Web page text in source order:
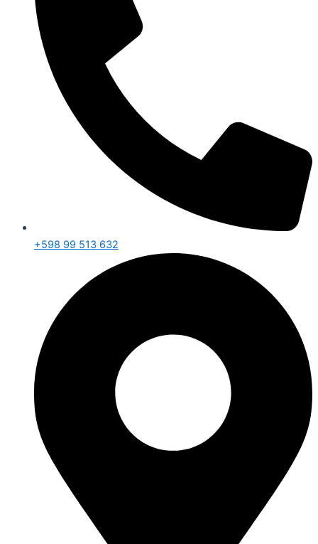
+598 99 513 632